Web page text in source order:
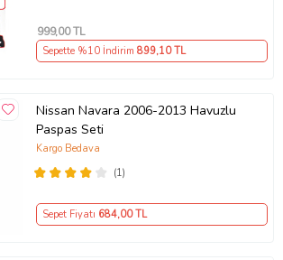
999,00 TL
Sepette %10 İndirim 899,10 TL
Nissan Navara 2006-2013 Havuzlu
Paspas Seti
(1)
Kargo Bedava
Sepet Fiyatı 684,00 TL